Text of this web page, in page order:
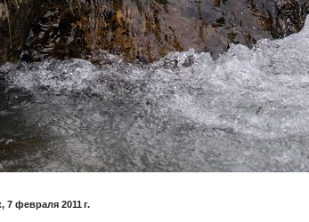
7 февраля 2011 г.